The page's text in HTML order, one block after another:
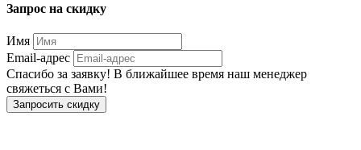
Запрос на скидку
Имя
Email-адрес
Спасибо за заявку! В ближайшее время наш менеджер
свяжеться с Вами!
Запросить скидку